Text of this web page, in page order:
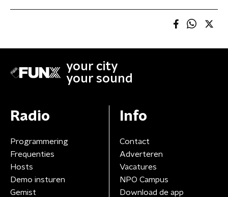
your city
your sound
Radio
Programmering
Frequenties
Hosts
Demo insturen
Gemist
Info
Contact
Adverteren
Vacatures
NPO Campus
Download de app